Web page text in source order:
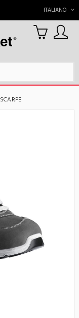
ITALIANO
0
Carrello
SCARPE